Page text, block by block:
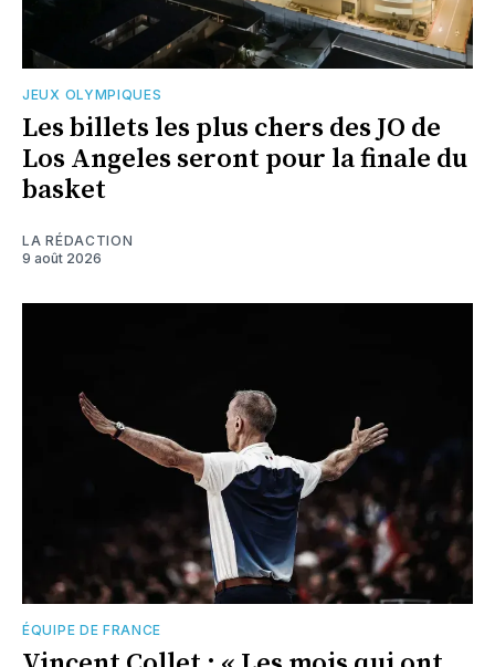
JEUX OLYMPIQUES
Les billets les plus chers des JO de
Los Angeles seront pour la finale du
basket
LA RÉDACTION
9 août 2026
ÉQUIPE DE FRANCE